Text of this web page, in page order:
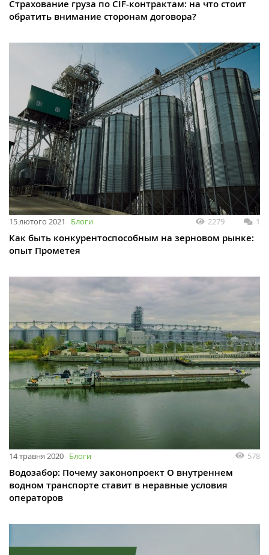
Страхование груза по CIF-контрактам: на что стоит
обратить внимание сторонам договора?
15 лютого 2021 Блоги 2279 1
Как быть конкурентоспособным на зерновом рынке:
опыт Прометея
14 травня 2020 Блоги 578
Водозабор: Почему законопроект О внутреннем
водном транспорте ставит в неравные условия
операторов